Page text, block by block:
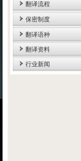
翻译流程
保密制度
翻译语种
翻译资料
行业新闻